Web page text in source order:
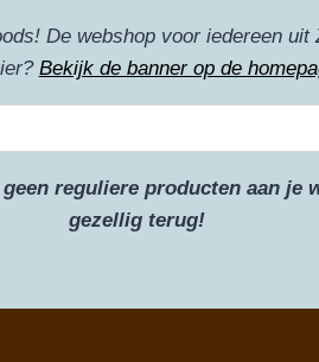
De webshop voor iedereen uit
Bekijk de banner op de
reguliere producten aan je
gezellig terug!